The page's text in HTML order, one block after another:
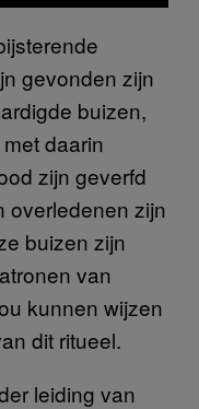
gevonden zijn
buizen,
daarin
zijn geverfd
overledenen zijn
buizen zijn
van
kunnen wijzen
dit ritueel.
leiding van